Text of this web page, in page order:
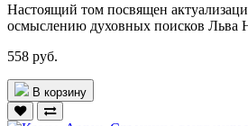
Настоящий том посвящен
осмыслению духовных поисков Льва
558 руб.
В корзину